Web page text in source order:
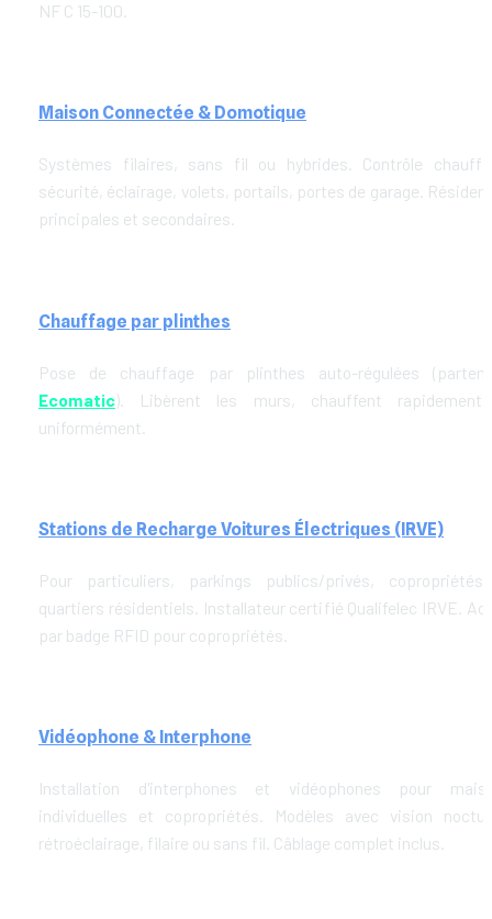
NF C 15-100.
Maison Connectée & Domotique
Systèmes filaires, sans fil ou hybrides. Contrôle
sécurité, éclairage, volets, portails, portes de garage.
principales et secondaires.
Chauffage par plinthes
Ecomatic). Libèrent les murs, chauffent
uniformément.
Stations de Recharge Voitures Électriques (IRVE)
Pour particuliers, parkings publics/privés,
quartiers résidentiels. Installateur certifié Qualifelec IRVE.
par badge RFID pour copropriétés.
Vidéophone & Interphone
Installation d'interphones et vidéophones pour
individuelles et copropriétés. Modèles avec vision
rétroéclairage, filaire ou sans fil. Câblage complet inclus.